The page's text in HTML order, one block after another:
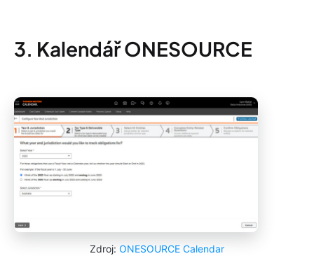
3. Kalendář ONESOURCE
Zdroj: ONESOURCE Calendar